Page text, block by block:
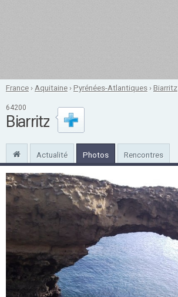
France › Aquitaine ›Pyrénées-Atlantiques ›Biarritz
64200
Biarritz
Actualité Photos Rencontres